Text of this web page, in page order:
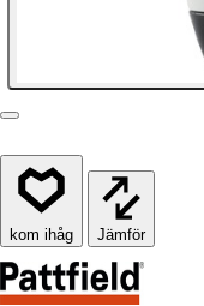
Jämför